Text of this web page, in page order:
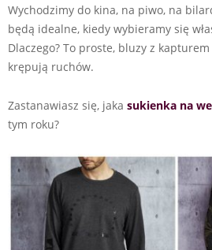
Wychodzimy do kina, na piwo, na
będą idealne, kiedy wybieramy się
Dlaczego? To proste, bluzy z
krępują ruchów.
Zastanawiasz się, jaka sukienka na
tym roku?